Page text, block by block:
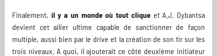
Finalement, il y a un monde où tout cliqueet A.J. Dybantsa
devient cet ailier ultime capable de sanctionner de façon
multiple, aussi bien par le drive et la création de son tir sur les
trois niveaux. A quoi, il ajouterait ce côté deuxième initiateur